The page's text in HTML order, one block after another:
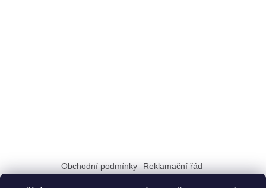
Obchodní podmínky
Reklamační řád